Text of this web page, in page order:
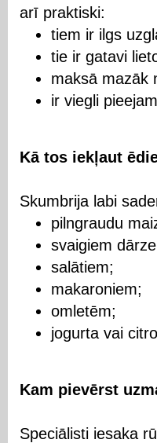
arī praktiski:
tiem ir ilgs
tie ir gatavi
maksā mazāk
ir viegli
Kā tos iekļaut
Skumbrija labi
pilngraudu
svaigiem
salātiem;
makaroniem;
omletēm;
jogurta vai
Kam pievērst
Speciālisti iesaka